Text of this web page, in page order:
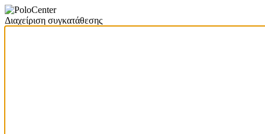
Διαχείριση συγκατάθεσης